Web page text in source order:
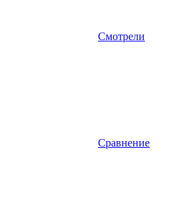
Смотрели
Сравнение